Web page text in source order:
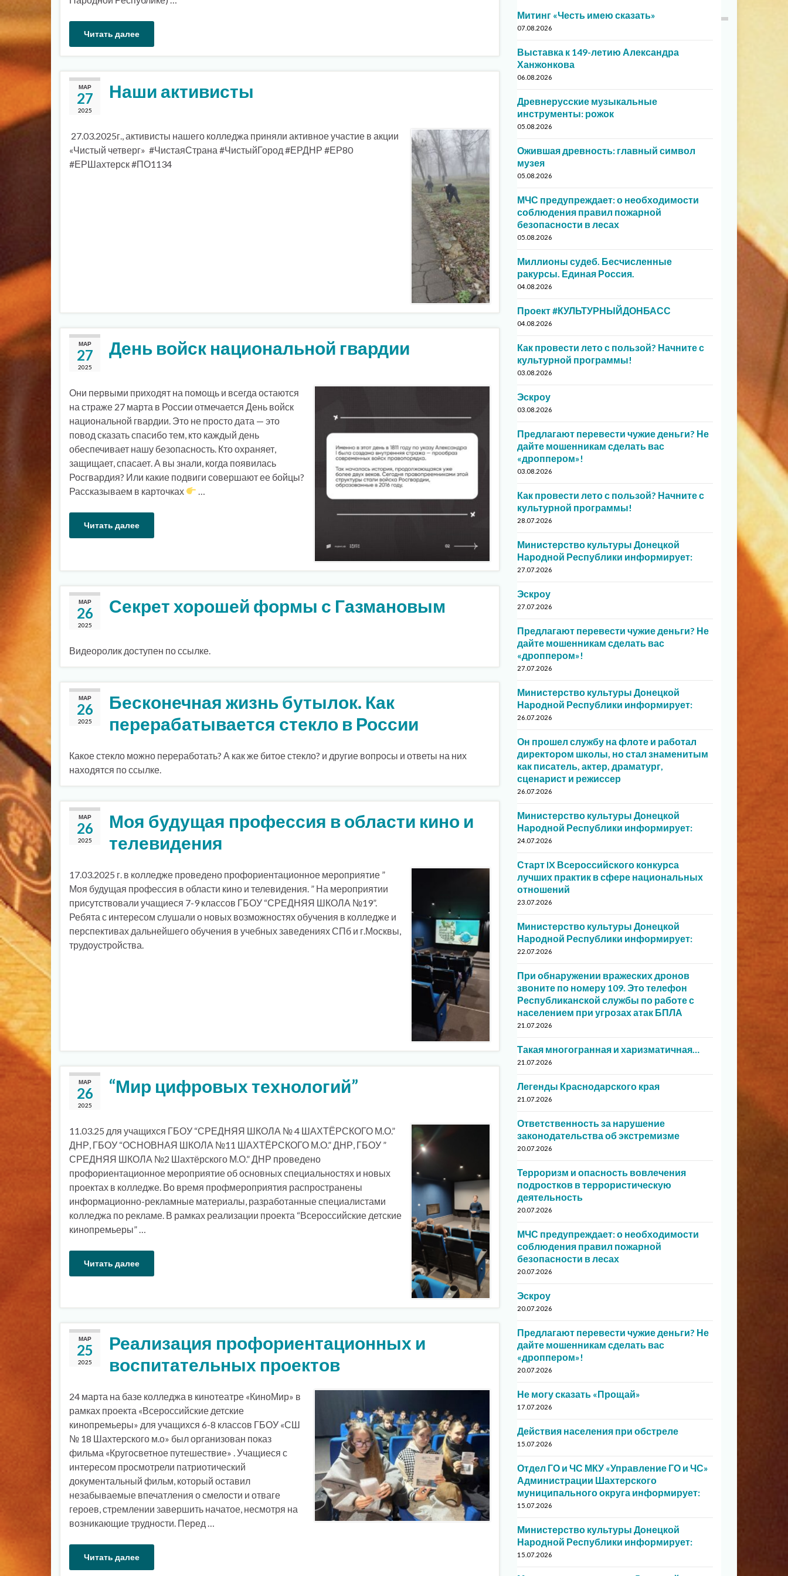
Читать далее
МАР
27
2025
Наши активисты
27.03.2025г., активисты нашего колледжа приняли активное участие в акции
«Чистый четверг» #ЧистаяСтрана #ЧистыйГород #ЕРДНР #ЕР80
#ЕРШахтерск #ПО1134
МАР
27
2025
День войск национальной гвардии
Они первыми приходят на помощь и всегда остаются
на страже 27 марта в России отмечается День войск
национальной гвардии. Это не просто дата — это
повод сказать спасибо тем, кто каждый день
обеспечивает нашу безопасность. Кто охраняет,
защищает, спасает. А вы знали, когда появилась
Росгвардия? Или какие подвиги совершают ее бойцы?
Рассказываем в карточках
Читать далее
МАР
26
2025
Секрет хорошей формы с Газмановым
Видеоролик доступен по ссылке.
МАР
26
2025
Бесконечная жизнь бутылок. Как
перерабатывается стекло в России
Какое стекло можно переработать? А как же битое стекло? и другие вопросы и ответы на них
находятся по ссылке.
МАР
26
2025
Моя будущая профессия в области кино и
телевидения
17.03.2025 г. в колледже проведено профориентационное мероприятие ”
Моя будущая профессия в области кино и телевидения. ” На мероприятии
присутствовали учащиеся 7-9 классов ГБОУ “СРЕДНЯЯ ШКОЛА №19”.
Ребята с интересом слушали о новых возможностях обучения в колледже и
перспективах дальнейшего обучения в учебных заведениях СПб и г.Москвы,
трудоустройства.
МАР
26
2025
“Мир цифровых технологий”
11.03.25 для учащихся ГБОУ “СРЕДНЯЯ ШКОЛА № 4 ШАХТЁРСКОГО М.О.”
ДНР, ГБОУ “ОСНОВНАЯ ШКОЛА №11 ШАХТЁРСКОГО М.О.” ДНР, ГБОУ ”
СРЕДНЯЯ ШКОЛА №2 Шахтёрского М.О.” ДНР проведено
профориентационное мероприятие об основных специальностях и новых
проектах в колледже. Во время профмероприятия распространены
информационно-рекламные материалы, разработанные специалистами
колледжа по рекламе. В рамках реализации проекта “Всероссийские детские
кинопремьеры” …
Читать далее
МАР
25
2025
Реализация профориентационных и
воспитательных проектов
24 марта на базе колледжа в кинотеатре «КиноМир» в
рамках проекта «Всероссийские детские
кинопремьеры» для учащихся 6-8 классов ГБОУ «СШ
№ 18 Шахтерского м.о» был организован показ
фильма «Кругосветное путешествие» . Учащиеся с
интересом просмотрели патриотический
документальный фильм, который оставил
незабываемые впечатления о смелости и отваге
героев, стремлении завершить начатое, несмотря на
возникающие трудности. Перед …
Читать далее
Митинг «Честь имею сказать»
07.08.2026
Выставка к 149-летию Александра
Ханжонкова
06.08.2026
Древнерусские музыкальные
инструменты: рожок
05.08.2026
Ожившая древность: главный символ
музея
05.08.2026
МЧС предупреждает: о необходимости
соблюдения правил пожарной
безопасности в лесах
05.08.2026
Миллионы судеб. Бесчисленные
ракурсы. Единая Россия.
04.08.2026
Проект #КУЛЬТУРНЫЙДОНБАСС
04.08.2026
Как провести лето с пользой? Начните с
культурной программы!
03.08.2026
Эскроу
03.08.2026
Предлагают перевести чужие деньги? Не
дайте мошенникам сделать вас
«дроппером»!
03.08.2026
Как провести лето с пользой? Начните с
культурной программы!
28.07.2026
Министерство культуры Донецкой
Народной Республики информирует:
27.07.2026
Эскроу
27.07.2026
Предлагают перевести чужие деньги? Не
дайте мошенникам сделать вас
«дроппером»!
27.07.2026
Министерство культуры Донецкой
Народной Республики информирует:
26.07.2026
Он прошел службу на флоте и работал
директором школы, но стал знаменитым
как писатель, актер, драматург,
сценарист и режиссер
26.07.2026
Министерство культуры Донецкой
Народной Республики информирует:
24.07.2026
Старт IX Всероссийского конкурса
лучших практик в сфере национальных
отношений
23.07.2026
Министерство культуры Донецкой
Народной Республики информирует:
22.07.2026
При обнаружении вражеских дронов
звоните по номеру 109. Это телефон
Республиканской службы по работе с
населением при угрозах атак БПЛА
21.07.2026
Такая многогранная и харизматичная…
21.07.2026
Легенды Краснодарского края
21.07.2026
Ответственность за нарушение
законодательства об экстремизме
20.07.2026
Терроризм и опасность вовлечения
подростков в террористическую
деятельность
20.07.2026
МЧС предупреждает: о необходимости
соблюдения правил пожарной
безопасности в лесах
20.07.2026
Эскроу
20.07.2026
Предлагают перевести чужие деньги? Не
дайте мошенникам сделать вас
«дроппером»!
20.07.2026
Не могу сказать «Прощай»
17.07.2026
Действия населения при обстреле
15.07.2026
Отдел ГО и ЧС МКУ «Управление ГО и ЧС»
Администрации Шахтерского
муниципального округа информирует:
15.07.2026
Министерство культуры Донецкой
Народной Республики информирует:
15.07.2026